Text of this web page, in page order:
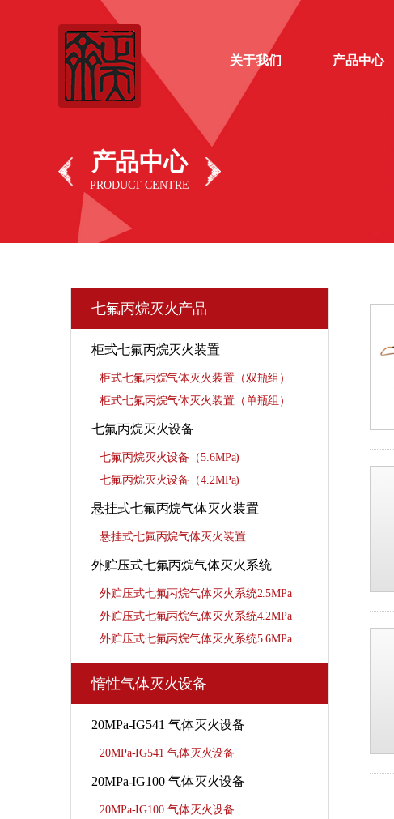
关于我们 产品中心
产品中心
PRODUCT CENTRE
七氟丙烷灭火产品
柜式七氟丙烷灭火装置
柜式七氟丙烷气体灭火装置（双瓶组）
柜式七氟丙烷气体灭火装置（单瓶组）
七氟丙烷灭火设备
七氟丙烷灭火设备（5.6MPa)
七氟丙烷灭火设备（4.2MPa)
悬挂式七氟丙烷气体灭火装置
悬挂式七氟丙烷气体灭火装置
外贮压式七氟丙烷气体灭火系统
外贮压式七氟丙烷气体灭火系统2.5MPa
外贮压式七氟丙烷气体灭火系统4.2MPa
外贮压式七氟丙烷气体灭火系统5.6MPa
惰性气体灭火设备
20MPa-IG541 气体灭火设备
20MPa-IG541 气体灭火设备
20MPa-IG100 气体灭火设备
20MPa-IG100 气体灭火设备